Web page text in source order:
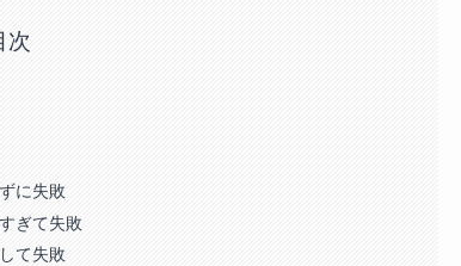
次
に失敗
ぎて失敗
て失敗